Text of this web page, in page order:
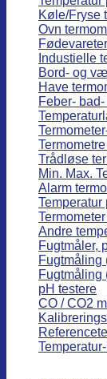
Køle/Fryse
Ovn
Industielle
Bord- og
Have
Feber-
Trådløse
Min. Max.
Alarm
Temperatur
Andre
Fugtmåler,
Fugtmåling
Fugtmåling
pH testere
CO / CO2